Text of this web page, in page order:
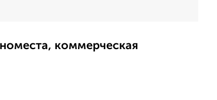
коммерческая